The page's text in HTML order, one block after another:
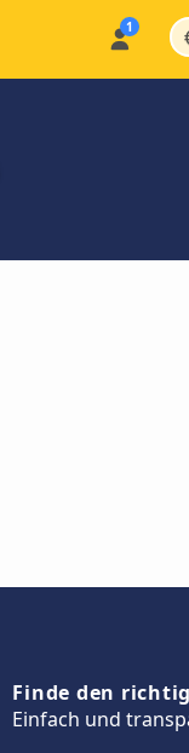
Finde den
Einfach und